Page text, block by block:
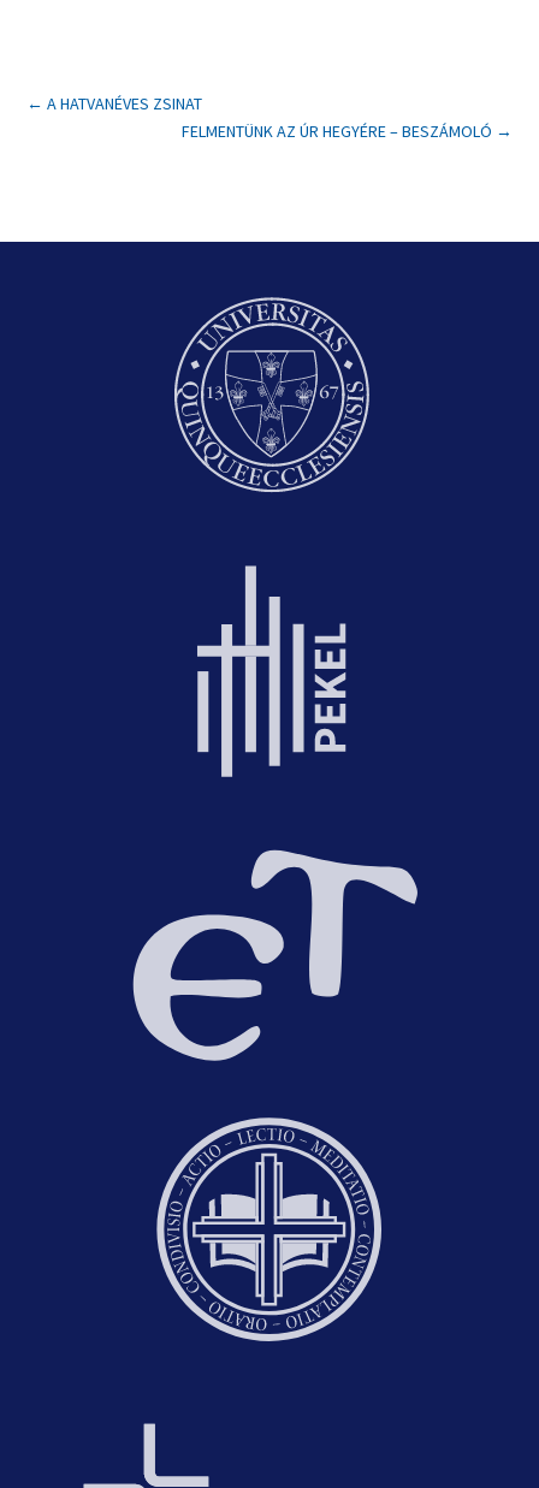
←A HATVANÉVES ZSINAT
FELMENTÜNK AZ ÚR HEGYÉRE – BESZÁMOLÓ →